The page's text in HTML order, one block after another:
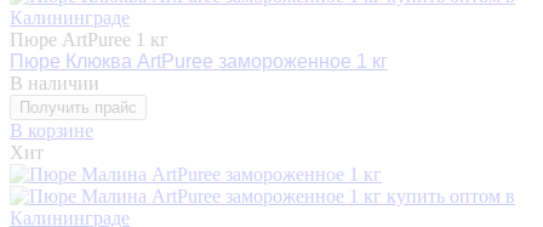
Пюре ArtPuree 1 кг
Пюре Клюква ArtPuree замороженное 1 кг
В наличии
Получить прайс
В корзине
Хит